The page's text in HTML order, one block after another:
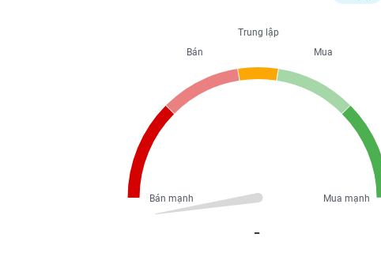
Trung lập
Mua
Mua mạnh
Bán
Bán mạnh